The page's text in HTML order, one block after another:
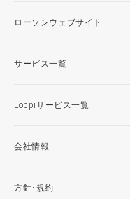
ローソンウェブサイト
サービス一覧
Loppiサービス一覧
会社情報
方針･規約